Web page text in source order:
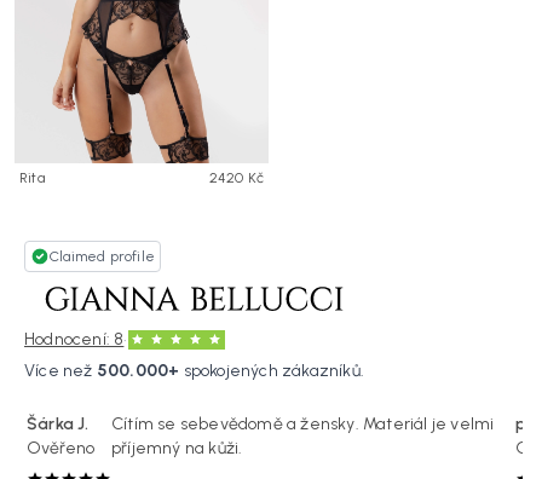
Rita 2420 Kč
Claimed profile
Hodnocení: 8·
Více než 500.000+ spokojených zákazníků.
Šárka J.
Ověřeno
Cítím se sebevědomě a žensky. Materiál je velmi
příjemný na kůži.